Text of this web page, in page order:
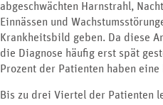
abgeschwächten Harnstrahl,
Einnässen und
Krankheitsbild geben. Da diese
die Diagnose häufig erst spät
Prozent der Patienten haben
Bis zu drei Viertel der Patienten